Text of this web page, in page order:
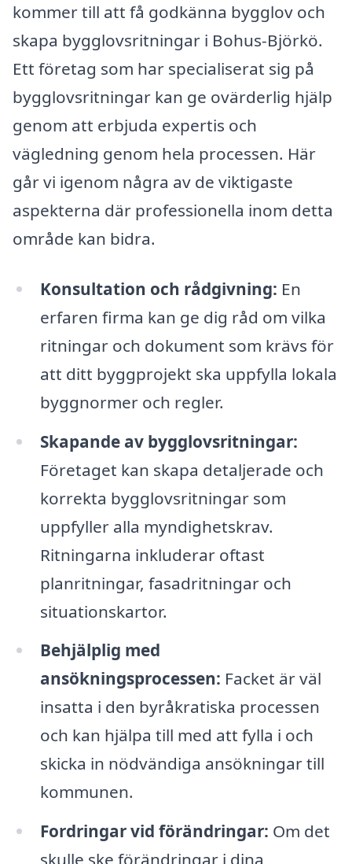
kommer till att få godkänna bygglov och
skapa bygglovsritningar i Bohus-Björkö.
Ett företag som har specialiserat sig på
bygglovsritningar kan ge ovärderlig hjälp
genom att erbjuda expertis och
vägledning genom hela processen. Här
går vi igenom några av de viktigaste
aspekterna där professionella inom detta
område kan bidra.
Konsultation och rådgivning: En
erfaren firma kan ge dig råd om vilka
ritningar och dokument som krävs för
att ditt byggprojekt ska uppfylla lokala
byggnormer och regler.
Skapande av bygglovsritningar:
Företaget kan skapa detaljerade och
korrekta bygglovsritningar som
uppfyller alla myndighetskrav.
Ritningarna inkluderar oftast
planritningar, fasadritningar och
situationskartor.
Behjälplig med
ansökningsprocessen: Facket är väl
insatta i den byråkratiska processen
och kan hjälpa till med att fylla i och
skicka in nödvändiga ansökningar till
kommunen.
Fordringar vid förändringar: Om det
skulle ske förändringar i dina